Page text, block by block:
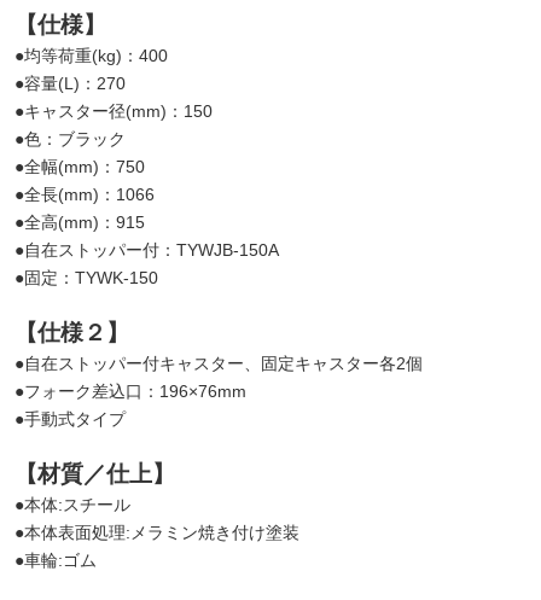
【仕様】
●均等荷重(kg)：400
●容量(L)：270
●キャスター径(mm)：150
●色：ブラック
●全幅(mm)：750
●全長(mm)：1066
●全高(mm)：915
●自在ストッパー付：TYWJB-150A
●固定：TYWK-150
【仕様２】
●自在ストッパー付キャスター、固定キャスター各2個
●フォーク差込口：196×76mm
●手動式タイプ
【材質／仕上】
●本体:スチール
●本体表面処理:メラミン焼き付け塗装
●車輪:ゴム